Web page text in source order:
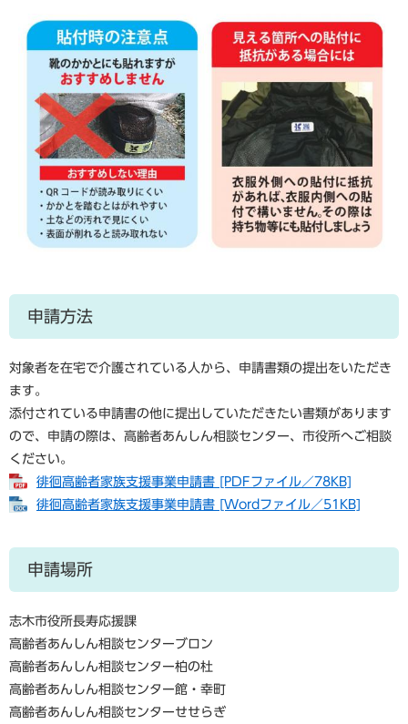
申請方法
対象者を在宅で介護されている人から、申請書類の提出をいただき
ます。
添付されている申請書の他に提出していただきたい書類があります
ので、申請の際は、高齢者あんしん相談センター、市役所へご相談
ください。
徘徊高齢者家族支援事業申請書 [PDFファイル／78KB]
徘徊高齢者家族支援事業申請書 [Wordファイル／51KB]
申請場所
志木市役所長寿応援課
高齢者あんしん相談センターブロン
高齢者あんしん相談センター柏の杜
高齢者あんしん相談センター館・幸町
高齢者あんしん相談センターせせらぎ